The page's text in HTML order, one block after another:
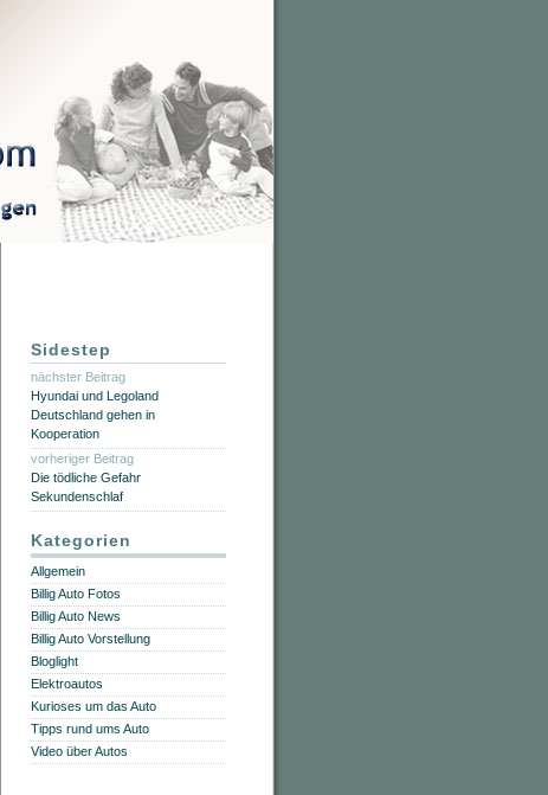
Sidestep
nächster Beitrag
Hyundai und Legoland
Deutschland gehen in
Kooperation
vorheriger Beitrag
Die tödliche Gefahr
Sekundenschlaf
Kategorien
Allgemein
Billig Auto Fotos
Billig Auto News
Billig Auto Vorstellung
Bloglight
Elektroautos
Kurioses um das Auto
Tipps rund ums Auto
Video über Autos